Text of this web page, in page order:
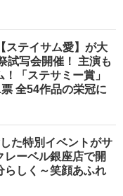
ステイサム愛】が大
試写会開催！ 主演も
「ステサミー賞」
全54作品の栄冠に
た特別イベントがサ
レーベル銀座店で開
しく～笑顔あふれ